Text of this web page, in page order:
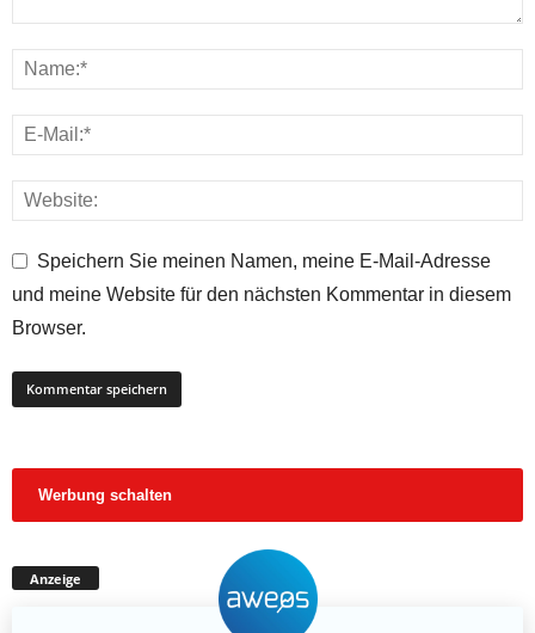
Speichern Sie meinen Namen, meine E-Mail-Adresse
und meine Website für den nächsten Kommentar in diesem
Browser.
Werbung schalten
Anzeige